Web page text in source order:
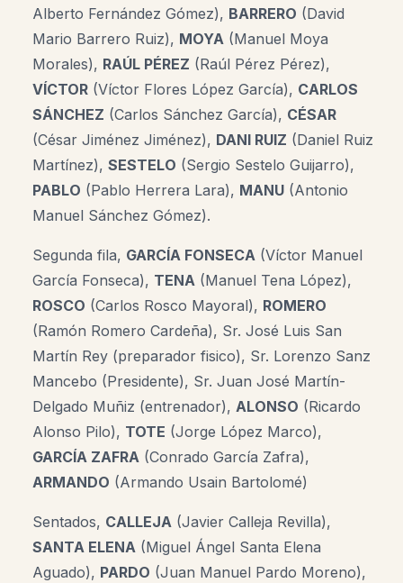
Alberto Fernández Gómez), BARRERO (David
Mario Barrero Ruiz), MOYA (Manuel Moya
Morales), RAÚL PÉREZ (Raúl Pérez Pérez),
VÍCTOR (Víctor Flores López García), CARLOS
SÁNCHEZ (Carlos Sánchez García), CÉSAR
(César Jiménez Jiménez), DANI RUIZ (Daniel Ruiz
Martínez), SESTELO (Sergio Sestelo Guijarro),
PABLO (Pablo Herrera Lara), MANU (Antonio
Manuel Sánchez Gómez).
Segunda fila, GARCÍA FONSECA (Víctor Manuel
García Fonseca), TENA (Manuel Tena López),
ROSCO (Carlos Rosco Mayoral), ROMERO
(Ramón Romero Cardeña), Sr. José Luis San
Martín Rey (preparador fisico), Sr. Lorenzo Sanz
Mancebo (Presidente), Sr. Juan José Martín-
Delgado Muñiz (entrenador), ALONSO (Ricardo
Alonso Pilo), TOTE (Jorge López Marco),
GARCÍA ZAFRA (Conrado García Zafra),
ARMANDO (Armando Usain Bartolomé)
Sentados, CALLEJA (Javier Calleja Revilla),
SANTA ELENA (Miguel Ángel Santa Elena
Aguado), PARDO (Juan Manuel Pardo Moreno),